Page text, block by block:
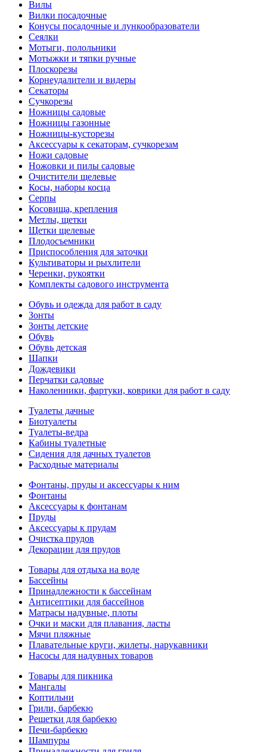
Вилы
Вилки посадочные
Конусы посадочные и лункообразователи
Сеялки
Мотыги, полольники
Мотыжки и тяпки ручные
Плоскорезы
Корнеудалители и видеры
Секаторы
Сучкорезы
Ножницы садовые
Ножницы газонные
Ножницы-кусторезы
Аксессуары к секаторам, сучкорезам
Ножи садовые
Ножовки и пилы садовые
Очистители щелевые
Косы, наборы косца
Серпы
Косовища, крепления
Метлы, щетки
Щетки щелевые
Плодосъемники
Приспособления для заточки
Культиваторы и рыхлители
Черенки, рукоятки
Комплекты садового инструмента
Обувь и одежда для работ в саду
Зонты
Зонты детские
Обувь
Обувь детская
Шапки
Дождевики
Перчатки садовые
Наколенники, фартуки, коврики для работ в саду
Туалеты дачные
Биотуалеты
Туалеты-ведра
Кабины туалетные
Сидения для дачных туалетов
Расходные материалы
Фонтаны, пруды и аксессуары к ним
Фонтаны
Аксессуары к фонтанам
Пруды
Аксессуары к прудам
Очистка прудов
Декорации для прудов
Товары для отдыха на воде
Бассейны
Принадлежности к бассейнам
Антисептики для бассейнов
Матраcы надувные, плоты
Очки и маски для плавания, ласты
Мячи пляжные
Плавательные круги, жилеты, нарукавники
Насосы для надувных товаров
Товары для пикника
Мангалы
Коптильни
Грили, барбекю
Решетки для барбекю
Печи-барбекю
Шампуры